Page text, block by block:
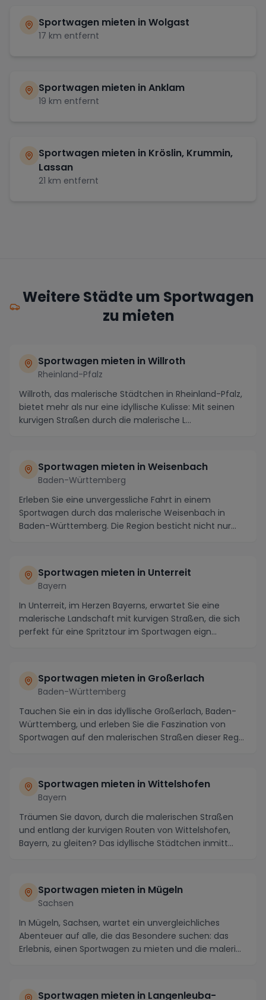
Sportwagen mieten inWolgast
17 km entfernt
Sportwagen mieten inAnklam
19 km entfernt
Sportwagen mieten in Kröslin, Krummin,
Lassan
21 km entfernt
Weitere Städte um Sportwagen
zu mieten
Sportwagen mieten in Willroth
Rheinland-Pfalz
Willroth, das malerische Städtchen in Rheinland-Pfalz,
bietet mehr als nur eine idyllische Kulisse: Mit seinen
kurvigen Straßen durch die malerische L...
Sportwagen mieten in Weisenbach
Baden-Württemberg
Erleben Sie eine unvergessliche Fahrt in einem
Sportwagen durch das malerische Weisenbach in
Baden-Württemberg. Die Region besticht nicht nur
Sportwagen mieten in Unterreit
Bayern
In Unterreit, im Herzen Bayerns, erwartet Sie eine
malerische Landschaft mit kurvigen Straßen, die sich
perfekt für eine Spritztour im Sportwagen eign...
Sportwagen mieten in Großerlach
Baden-Württemberg
Tauchen Sie ein in das idyllische Großerlach, Baden-
Württemberg, und erleben Sie die Faszination von
Sportwagen auf den malerischen Straßen dieser Reg...
Sportwagen mieten in Wittelshofen
Bayern
Träumen Sie davon, durch die malerischen Straßen
und entlang der kurvigen Routen von Wittelshofen,
Bayern, zu gleiten? Das idyllische Städtchen inmitt...
Sportwagen mieten in Mügeln
Sachsen
In Mügeln, Sachsen, wartet ein unvergleichliches
Abenteuer auf alle, die das Besondere suchen: das
Erlebnis, einen Sportwagen zu mieten und die maleri...
Sportwagen mieten in Langenleuba-